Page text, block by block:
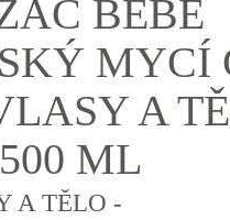
BÉBÉ
MYCÍ
A
ML
A TĚLO -